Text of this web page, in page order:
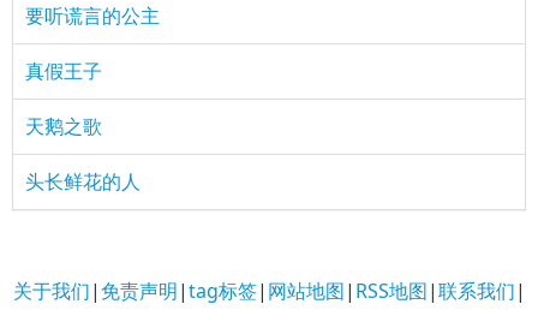
要听谎言的公主
真假王子
天鹅之歌
头长鲜花的人
关于我们| 免责声明|tag标签| 网站地图| RSS地图|联系我们|